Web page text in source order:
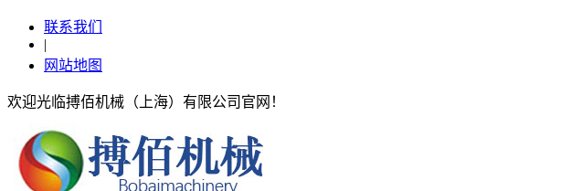
联系我们
|
网站地图
欢迎光临搏佰机械（上海）有限公司官网！